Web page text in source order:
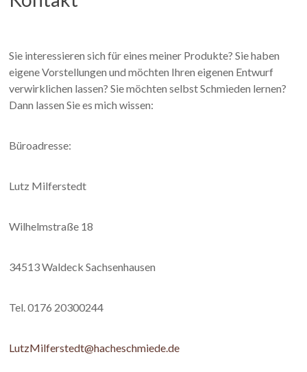
Sie interessieren sich für eines meiner Produkte? Sie haben
eigene Vorstellungen und möchten Ihren eigenen Entwurf
verwirklichen lassen? Sie möchten selbst Schmieden lernen?
Dann lassen Sie es mich wissen:
Büroadresse:
Lutz Milferstedt
Wilhelmstraße 18
34513 Waldeck Sachsenhausen
Tel. 0176 20300244
LutzMilferstedt@hacheschmiede.de